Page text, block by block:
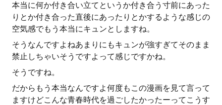
本当に何か付き合い立てというか付き合う寸前にあった
りとか付き合った直後にあったりとかするような感じの
空気感でもう本当にキュンとしますね。
そうなんですよねあまりにもキュンが強すぎてそのまま
禁止しちゃいそうですよって感じですかね。
そうですね。
だからもう本当なんですよ何度もこの漫画を見て言って
ますけどこんな青春時代を過ごしたかったーってこうす